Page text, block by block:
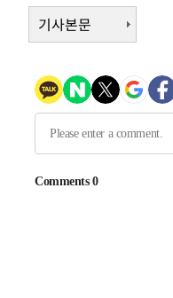
-10577초 전 >
-6672초 전 >[속보]코스닥,
-6467초 전 > [속보]원·달
-4066초 전 >"여기 떨어졌
-1111초 전 >손흥민, 5경기
-32237초 전 >
축구협회,
경찰, '홍명
[속보]합참
기사본문